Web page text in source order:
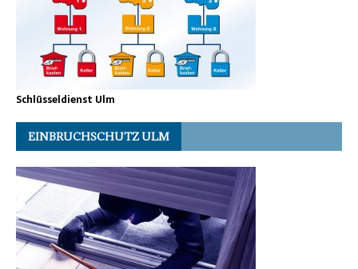
Schlüsseldienst Ulm
EINBRUCHSCHUTZ ULM